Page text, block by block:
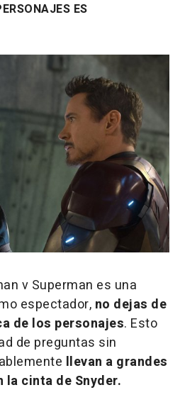
ES
v Superman es una
espectador, no dejas de
de los personajes. Esto
de preguntas sin
llevan a grandes
la cinta de Snyder.